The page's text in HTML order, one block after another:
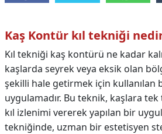
Kaş Kontür kıl tekniği
Kıl tekniği kaş kontürü ne kadar
kaşlarda seyrek veya eksik olan
şekilli hale getirmek için kullanılan
uygulamadır. Bu teknik, kaşlara
kıl izlenimi vererek yapılan bir
tekniğinde, uzman bir estetisyen